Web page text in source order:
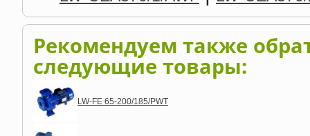
Рекомендуем также
следующие товары:
LW-FE 65-200/185/PWT